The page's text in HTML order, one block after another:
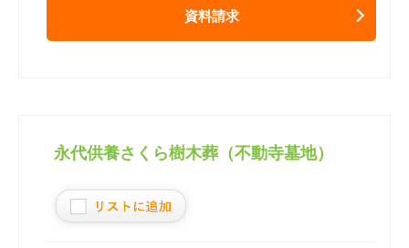
資料請求
永代供養さくら樹木葬（不動寺墓地）